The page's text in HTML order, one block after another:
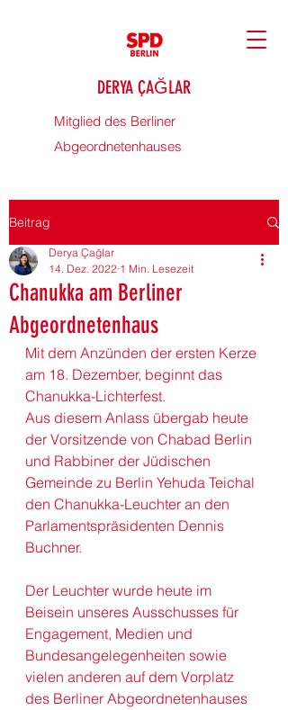
DERYA ÇAĞLAR
Mitglied des Berliner
Abgeordnetenhauses
Beitrag
Chanukka am Berliner
Abgeordnetenhaus
Derya Çağlar
14. Dez. 2022 1 Min. Lesezeit
Mit dem Anzünden der ersten Kerze
am 18. Dezember, beginnt das
Chanukka-Lichterfest.
Aus diesem Anlass übergab heute
der Vorsitzende von Chabad Berlin
und Rabbiner der Jüdischen
Gemeinde zu Berlin Yehuda Teichal
den Chanukka-Leuchter an den
Parlamentspräsidenten Dennis
Buchner.
Der Leuchter wurde heute im
Beisein unseres Ausschusses für
Engagement, Medien und
Bundesangelegenheiten sowie
vielen anderen auf dem Vorplatz
des Berliner Abgeordnetenhauses